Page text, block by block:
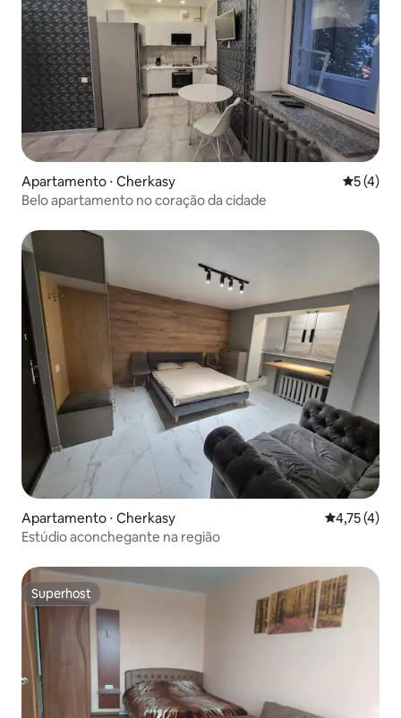
Apartamento ⋅ Cherkasy 5 de
5 (4)
Belo apartamento no coração da cidade
Apartamento ⋅ Cherkasy 4,75 de
4,75 (4)
Estúdio aconchegante na região
Superhost
Superhost